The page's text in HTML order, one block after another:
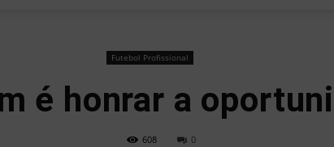
Futebol Profissional
é honrar a
608 0